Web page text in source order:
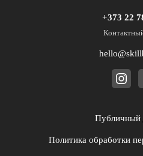
+373 22
Публичный
Политика обработки